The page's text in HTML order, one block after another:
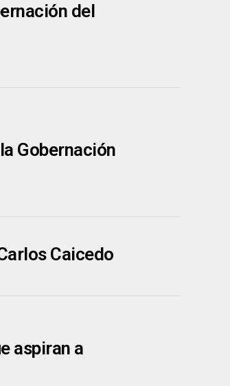
del
Gobernación
Caicedo
aspiran a